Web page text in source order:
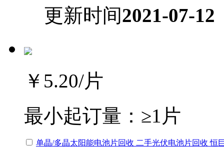
更新时间2021-07-12
￥5.20/片
最小起订量： ≥1片
单晶/多晶太阳能电池片回收 二手光伏电池片回收 恒